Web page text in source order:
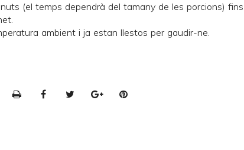
(el temps dependrà del tamany de les porcions) fins
ambient i ja estan llestos per gaudir-ne.